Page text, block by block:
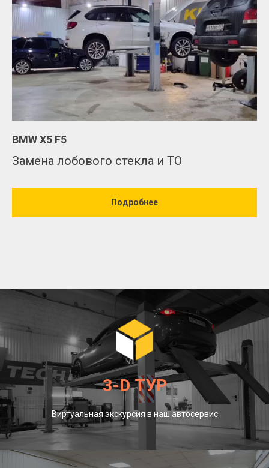
BMW X5 F5
Замена лобового стекла и ТО
Подробнее
3-D ТУР
Виртуальная экскурсия в наш автосервис